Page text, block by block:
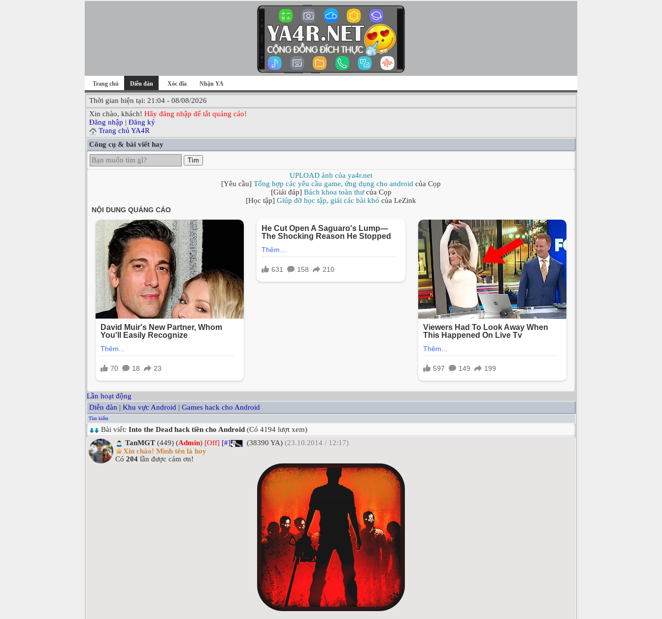
Trang chủ Diễn đàn Xóc đĩa Nhận YA
Thời gian hiện tại: 21:04 - 08/08/2026
Xin chào, khách! Hãy đăng nhập để tắt quảng cáo!
Đăng nhập | Đăng ký
Trang chủ YA4R
Công cụ & bài viết hay
Tìm
UPLOAD ảnh của ya4r.net
[Yêu cầu] Tổng hợp các yêu cầu game, ứng dụng cho android của Cọp
[Giải đáp] Bách khoa toàn thưcủa Cọp
[Học tập] Giúp đỡ học tập, giải các bài khó của LeZink
Lần hoạt động
Diễn đàn | Khu vực Android | Games hack cho Android
Tìm kiếm
Bài viết: Into the Dead hack tiền cho Android (Có 4194 lượt xem)
TanMGT (449) (Admin) [Off] [#] (38390 YA) (23.10.2014 / 12:17)
Xin chào! Mình tên là hoy
Có 204 lần được cảm ơn!